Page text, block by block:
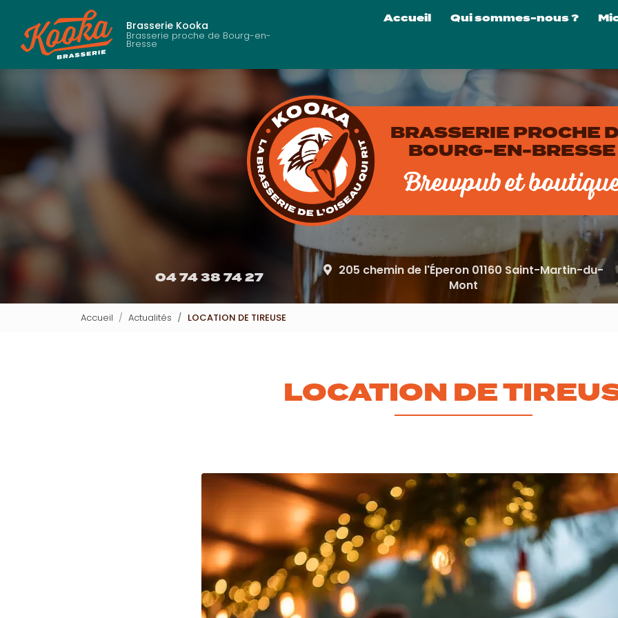
contenu
principal
Brasserie Kooka
Brasserie proche de Bourg-en-
Bresse
Accueil Qui sommes-nous ?
BRASSERIE PROCHE
BOURG-EN-BRESSE
Brewpub et
04 74 38 74 27
205 chemin de l'Éperon 01160 Saint-Martin-du-
Mont
Accueil Actualités LOCATION DE TIREUSE
LOCATION DE